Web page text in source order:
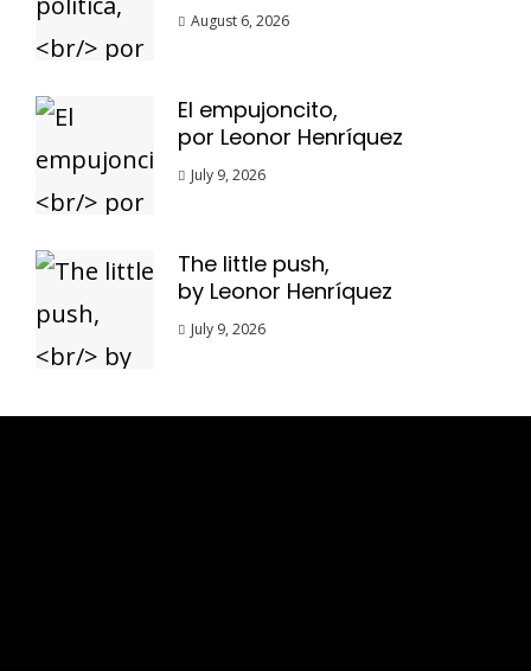
August 6, 2026
El empujoncito,
por Leonor Henríquez
July 9, 2026
The little push,
by Leonor Henríquez
July 9, 2026